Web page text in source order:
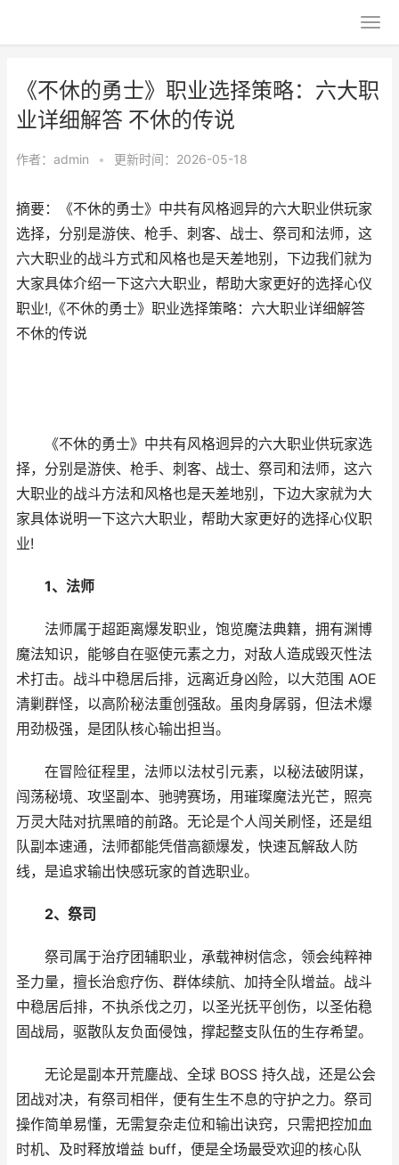
《不休的勇士》职业选择策略：六大职
业详细解答 不休的传说
作者： admin • 更新时间：2026-05-18
摘要：《不休的勇士》中共有风格迥异的六大职业供玩家
选择，分别是游侠、枪手、刺客、战士、祭司和法师，这
六大职业的战斗方式和风格也是天差地别，下边我们就为
大家具体介绍一下这六大职业，帮助大家更好的选择心仪
职业!,《不休的勇士》职业选择策略：六大职业详细解答
不休的传说
《不休的勇士》中共有风格迥异的六大职业供玩家选
择，分别是游侠、枪手、刺客、战士、祭司和法师，这六
大职业的战斗方法和风格也是天差地别，下边大家就为大
家具体说明一下这六大职业，帮助大家更好的选择心仪职
业!
1、法师
法师属于超距离爆发职业，饱览魔法典籍，拥有渊博
魔法知识，能够自在驱使元素之力，对敌人造成毁灭性法
术打击。战斗中稳居后排，远离近身凶险，以大范围 AOE
清剿群怪，以高阶秘法重创强敌。虽肉身孱弱，但法术爆
用劲极强，是团队核心输出担当。
在冒险征程里，法师以法杖引元素，以秘法破阴谋，
闯荡秘境、攻坚副本、驰骋赛场，用璀璨魔法光芒，照亮
万灵大陆对抗黑暗的前路。无论是个人闯关刷怪，还是组
队副本速通，法师都能凭借高额爆发，快速瓦解敌人防
线，是追求输出快感玩家的首选职业。
2、祭司
祭司属于治疗团辅职业，承载神树信念，领会纯粹神
圣力量，擅长治愈疗伤、群体续航、加持全队增益。战斗
中稳居后排，不执杀伐之刃，以圣光抚平创伤，以圣佑稳
固战局，驱散队友负面侵蚀，撑起整支队伍的生存希望。
无论是副本开荒鏖战、全球 BOSS 持久战，还是公会
团战对决，有祭司相伴，便有生生不息的守护之力。祭司
操作简单易懂，无需复杂走位和输出诀窍，只需把控加血
时机、及时释放增益 buff，便是全场最受欢迎的核心队